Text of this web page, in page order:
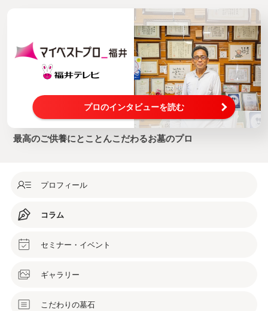
プロのインタビューを読む
最高のご供養にとことんこだわるお墓のプロ
プロフィール
コラム
セミナー・イベント
ギャラリー
こだわりの墓石